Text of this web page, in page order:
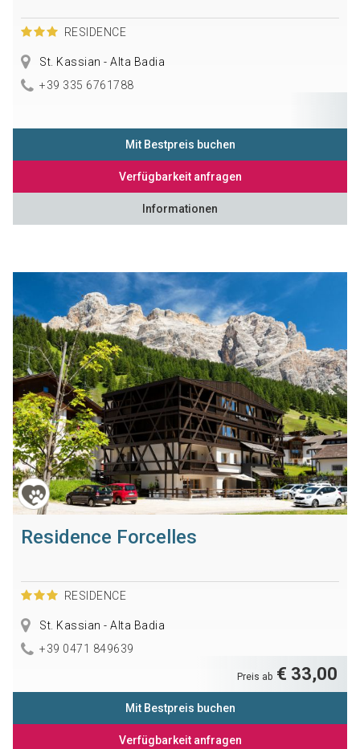
RESIDENCE
St. Kassian - Alta Badia
+39 335 6761788
Mit Bestpreis buchen
Verfügbarkeit anfragen
Informationen
Residence Forcelles
RESIDENCE
St. Kassian - Alta Badia
+39 0471 849639
Preis ab € 33,00
Mit Bestpreis buchen
Verfügbarkeit anfragen